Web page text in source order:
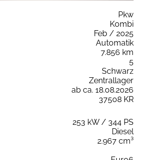
Pkw
Kombi
Feb / 2025
Automatik
7.856 km
5
Schwarz
Zentrallager
ab ca. 18.08.2026
37508 KR
253 kW / 344 PS
Diesel
2.967 cm³